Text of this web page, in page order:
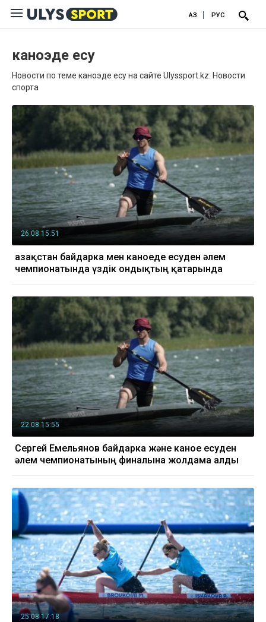
ҚАЗ РУС
каноэде есу
Новости по теме каноэде есу на сайте Ulyssport.kz: Новости
спорта
26.08 15:51
Қазақстан байдарка мен каноеде есуден әлем
чемпионатында үздік ондықтың қатарында
22.08 15:55
Сергей Емельянов байдарка және каное есуден
әлем чемпионатының финалына жолдама алды
25.08 17:18